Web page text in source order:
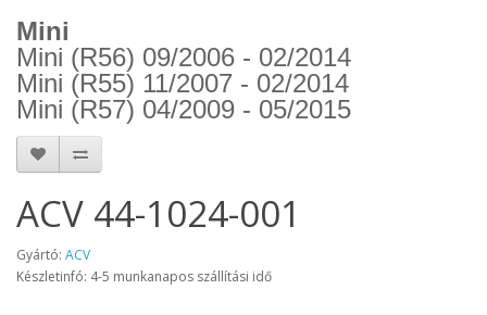
Mini
Mini (R56) 09/2006 - 02/2014
Mini (R55) 11/2007 - 02/2014
Mini (R57) 04/2009 - 05/2015
ACV 44-1024-001
Gyártó: ACV
Készletinfó: 4-5 munkanapos szállítási idő